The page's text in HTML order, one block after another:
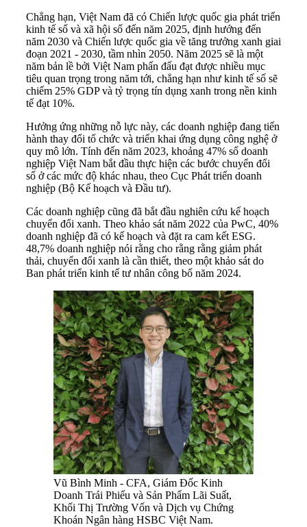
Chẳng hạn, Việt Nam đã có Chiến lược quốc gia phát triển
kinh tế số và xã hội số đến năm 2025, định hướng đến
năm 2030 và Chiến lược quốc gia về tăng trưởng xanh giai
đoạn 2021 - 2030, tầm nhìn 2050. Năm 2025 sẽ là một
năm bản lề bởi Việt Nam phấn đấu đạt được nhiều mục
tiêu quan trọng trong năm tới, chẳng hạn như kinh tế số sẽ
chiếm 25% GDP và tỷ trọng tín dụng xanh trong nền kinh
tế đạt 10%.
Hưởng ứng những nỗ lực này, các doanh nghiệp đang tiến
hành thay đổi tổ chức và triển khai ứng dụng công nghệ ở
quy mô lớn. Tính đến năm 2023, khoảng 47% số doanh
nghiệp Việt Nam bắt đầu thực hiện các bước chuyển đổi
số ở các mức độ khác nhau, theo Cục Phát triển doanh
nghiệp (Bộ Kế hoạch và Ðầu tư).
Các doanh nghiệp cũng đã bắt đầu nghiên cứu kế hoạch
chuyển đổi xanh. Theo khảo sát năm 2022 của PwC, 40%
doanh nghiệp đã có kế hoạch và đặt ra cam kết ESG.
48,7% doanh nghiệp nói rằng cho rằng rằng giảm phát
thải, chuyển đổi xanh là cần thiết, theo một khảo sát do
Ban phát triển kinh tế tư nhân công bố năm 2024.
Vũ Bình Minh - CFA, Giám Đốc Kinh
Doanh Trái Phiếu và Sản Phẩm Lãi Suất,
Khối Thị Trường Vốn và Dịch vụ Chứng
Khoán Ngân hàng HSBC Việt Nam.